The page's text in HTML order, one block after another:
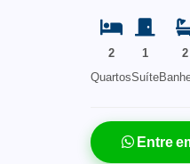
2
Quartos
1
Suíte
2
Entre